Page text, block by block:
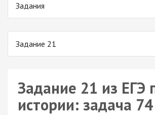
Задания
Задание 21
Задание 21 из ЕГЭ
истории: задача 74